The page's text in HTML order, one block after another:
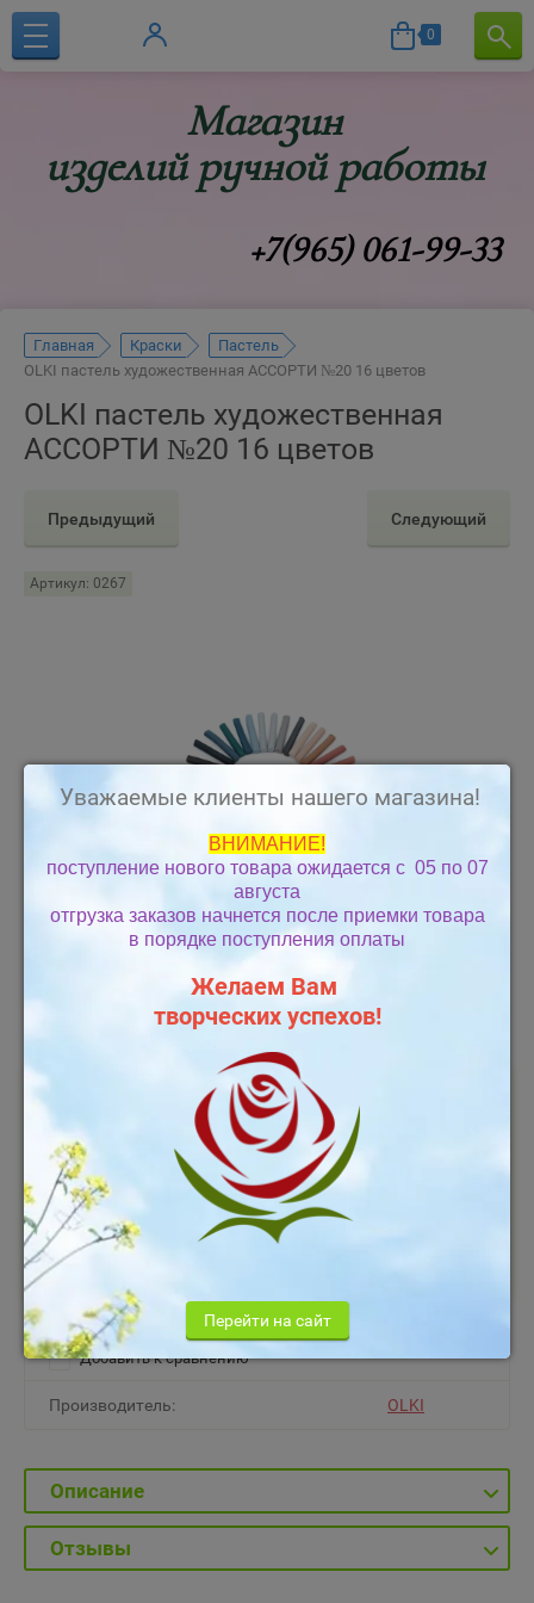
0
Магазин
изделий ручной работы
+7(965) 061-99-33
Главная Краски
Пастель
OLKI пастель художественная АССОРТИ №20 16 цветов
OLKI пастель художественная
АССОРТИ №20 16 цветов
Предыдущий Следующий
Артикул: 0267
(0 голосов)
299
Кол-во: − +
Добавить к сравнению
Производитель: OLKI
Описание
Отзывы
Уважаемые клиенты нашего магазина!
ВНИМАНИЕ!
поступление нового товара ожидается с 05 по 07
августа
отгрузка заказов начнется после приемки товара
в порядке поступления оплаты
Желаем Вам
творческих успехов!
Перейти на сайт